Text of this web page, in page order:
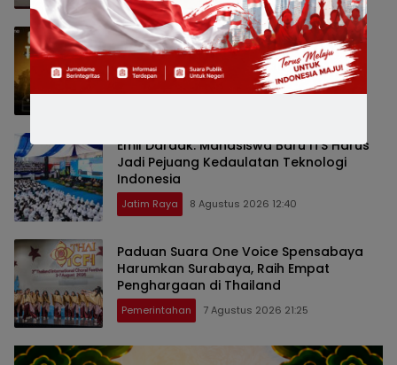
realme Buka Jalan Anak Muda Menuju
Pro Player Lewat 828 Gaming
Tournament
Nasional 8 Agustus 2026 13:37
Emil Dardak: Mahasiswa Baru ITS Harus
Jadi Pejuang Kedaulatan Teknologi
Indonesia
Jatim Raya 8 Agustus 2026 12:40
Paduan Suara One Voice Spensabaya
Harumkan Surabaya, Raih Empat
Penghargaan di Thailand
Pemerintahan 7 Agustus 2026 21:25